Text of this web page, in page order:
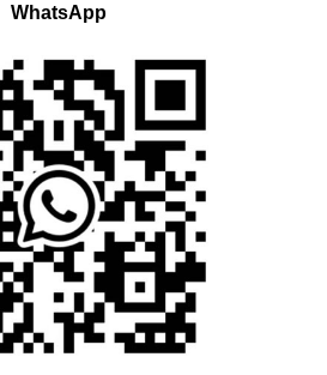
WhatsApp